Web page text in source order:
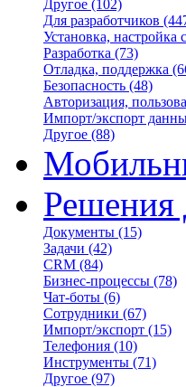
Другое (102)
Для разработчиков
Установка, настройка
Разработка (73)
Отладка, поддержка
Безопасность (48)
Авторизация,
Импорт/экспорт
Другое (88)
Решения
Документы (15)
Задачи (42)
CRM (84)
Бизнес-процессы (78)
Чат-боты (6)
Сотрудники (67)
Импорт/экспорт (15)
Телефония (10)
Инструменты (71)
Другое (97)